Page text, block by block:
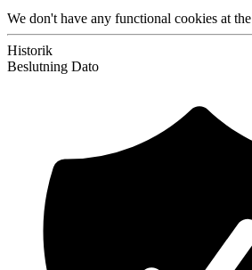
We don't have any functional cookies at
Historik
Beslutning Dato